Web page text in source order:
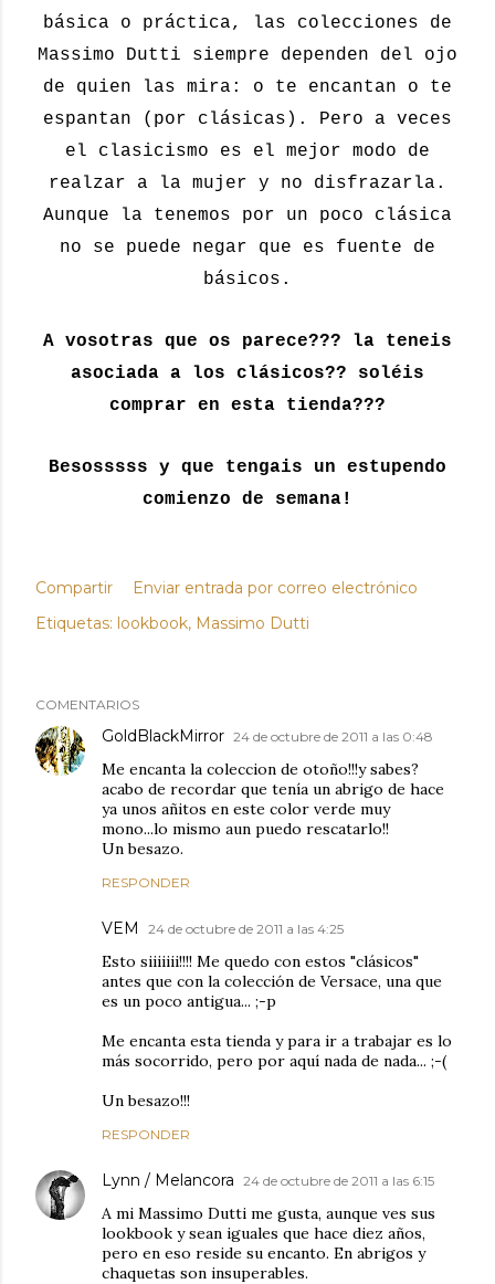
básica o práctica, las colecciones de
Massimo Dutti siempre dependen del ojo
de quien las mira: o te encantan o te
espantan (por clásicas). Pero a veces
el clasicismo es el mejor modo de
realzar a la mujer y no disfrazarla.
Aunque la tenemos por un poco clásica
no se puede negar que es fuente de
básicos.
A vosotras que os parece??? la teneis
asociada a los clásicos?? soléis
comprar en esta tienda???
Besosssss y que tengais un estupendo
comienzo de semana!
Compartir
Enviar entrada por correo electrónico
Etiquetas: lookbook Massimo Dutti
COMENTARIOS
GoldBlackMirror 24 de octubre de 2011 a las 0:48
Me encanta la coleccion de otoño!!!y sabes?
acabo de recordar que tenía un abrigo de hace
ya unos añitos en este color verde muy
mono...lo mismo aun puedo rescatarlo!!
Un besazo.
RESPONDER
VEM 24 de octubre de 2011 a las 4:25
Esto siiiiiii!!!! Me quedo con estos "clásicos"
antes que con la colección de Versace, una que
es un poco antigua... ;-p
Me encanta esta tienda y para ir a trabajar es lo
más socorrido, pero por aquí nada de nada... ;-(
Un besazo!!!
RESPONDER
Lynn / Melancora 24 de octubre de 2011 a las 6:15
A mi Massimo Dutti me gusta, aunque ves sus
lookbook y sean iguales que hace diez años,
pero en eso reside su encanto. En abrigos y
chaquetas son insuperables.